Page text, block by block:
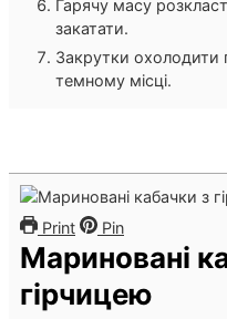
Гарячу масу
закатати.
Закрутки охолодити
темному місці.
Print Pin
Мариновані
гірчицею